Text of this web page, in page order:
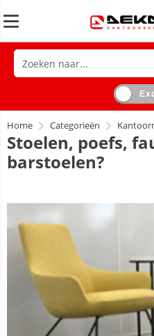
Home Categorieën
Stoelen, poefs,
barstoelen?